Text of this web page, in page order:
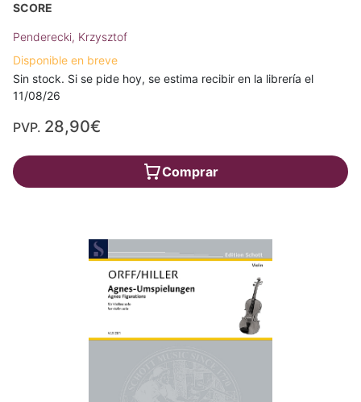
SCORE
Penderecki, Krzysztof
Disponible en breve
Sin stock. Si se pide hoy, se estima recibir en la librería el
11/08/26
PVP. 28,90€
Comprar